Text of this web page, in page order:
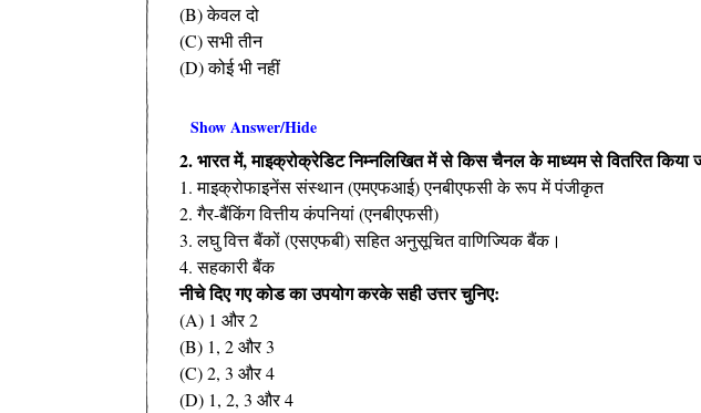
(B) केवल दो
(C) सभी तीन
(D) कोई भी नहीं
Show Answer/Hide
2. भारत में, माइक्रोक्रेडिट निम्नलिखित में से किस चैनल के माध्यम से वितरित किया
1. माइक्रोफाइनेंस संस्थान (एमएफआई) एनबीएफसी के रूप में पंजीकृत
2. गैर-बैंकिंग वित्तीय कंपनियां (एनबीएफसी)
3. लघु वित्त बैंकों (एसएफबी) सहित अनुसूचित वाणिज्यिक बैंक।
4. सहकारी बैंक
नीचे दिए गए कोड का उपयोग करके सही उत्तर चुनिए:
(A) 1 और 2
(B) 1, 2 और 3
(C) 2, 3 और 4
(D) 1, 2, 3 और 4